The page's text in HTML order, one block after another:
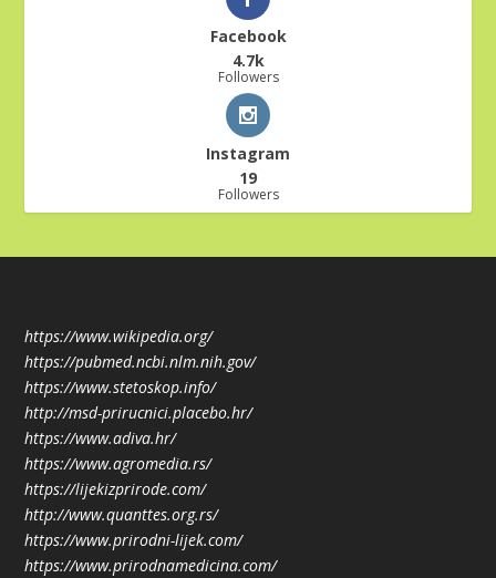
Facebook
4.7k
Followers
Instagram
19
Followers
https://www.wikipedia.org/
https://pubmed.ncbi.nlm.nih.gov/
https://www.stetoskop.info/
http://msd-prirucnici.placebo.hr/
https://www.adiva.hr/
https://www.agromedia.rs/
https://lijekizprirode.com/
http://www.quanttes.org.rs/
https://www.prirodni-lijek.com/
https://www.prirodnamedicina.com/